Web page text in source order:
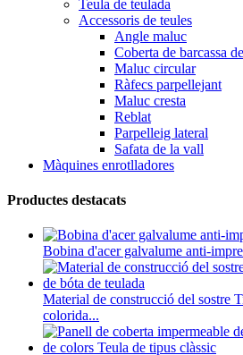
Teula de teulada
Accessoris de teules
Angle maluc
Coberta de barcassa
Maluc circular
Ràfecs parpellejant
Maluc cresta
Reblat
Parpelleig lateral
Safata de la vall
Màquines enrotlladores
Productes destacats
Bobina d'acer galvalume anti-
Material de construcció del sostre
colorida...